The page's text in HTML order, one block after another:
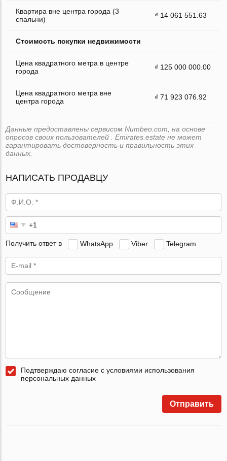
Квартира вне центра города (3
спальни)
₫ 14 061 551.63
Стоимость покупки недвижимости
Цена квадратного метра в центре
города
₫ 125 000 000.00
Цена квадратного метра вне
центра города
₫ 71 923 076.92
Данные предоставлены сервисом Numbeo.com, на основе
опросов своих пользователей . Emirates.estate не может
гарантировать достоверность и правильность этих
данных.
НАПИСАТЬ ПРОДАВЦУ
Получить ответ в WhatsApp Viber Telegram
Подтверждаю согласие с условиями использования
персональных данных
Отправить